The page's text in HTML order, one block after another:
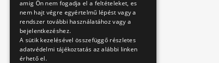
amig Ön nem fogadja el a feltételeket, es
nem hajt végre egyértelmű lépést vagy a
rendszer további használatához vagy a
bejelentkezéshez.
A sütik kezelésével összefüggő részletes
adatvédelmi tájékoztatás az alábbi linken
érhető el.